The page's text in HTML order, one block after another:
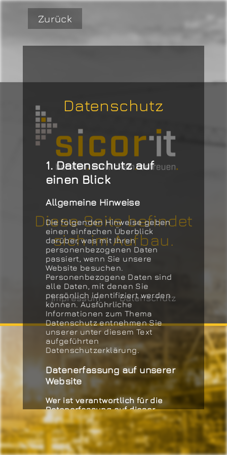
Diese Seite befindet
sich im Aufbau.
Impressum Datenschutz
Datenschutz
1. Datenschutz auf
einen Blick
Allgemeine Hinweise
Die folgenden Hinweise geben
einen einfachen Überblick
darüber, was mit Ihren
personenbezogenen Daten
passiert, wenn Sie unsere
Website besuchen.
Personenbezogene Daten sind
alle Daten, mit denen Sie
persönlich identifiziert werden
können. Ausführliche
Informationen zum Thema
Datenschutz entnehmen Sie
unserer unter diesem Text
aufgeführten
Datenschutzerklärung.
Datenerfassung auf unserer
Website
Wer ist verantwortlich für die
Datenerfassung auf dieser
Website?
Die Datenverarbeitung auf
dieser Website erfolgt durch den
Zurück